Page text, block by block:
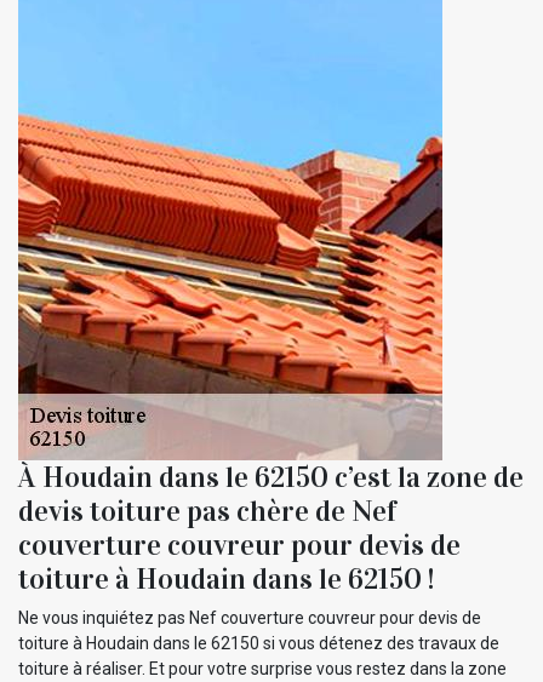
À Houdain dans le 62150 c’est la zone de
devis toiture pas chère de Nef
couverture couvreur pour devis de
toiture à Houdain dans le 62150 !
Ne vous inquiétez pas Nef couverture couvreur pour devis de
toiture à Houdain dans le 62150 si vous détenez des travaux de
toiture à réaliser. Et pour votre surprise vous restez dans la zone